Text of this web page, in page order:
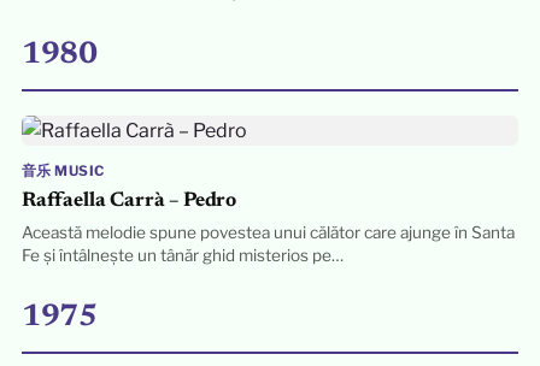
1980
音乐 MUSIC
Raffaella Carrà – Pedro
Această melodie spune povestea unui călător care ajunge în Santa
Fe și întâlnește un tânăr ghid misterios pe…
1975